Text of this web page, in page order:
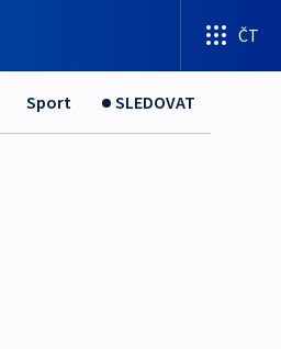
ČT
Sport SLEDOVAT